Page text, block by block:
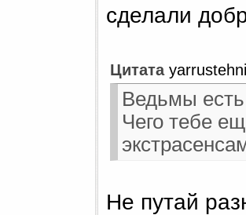
сделали
Цитата
Ведьмы
Чего тебе
Не путай